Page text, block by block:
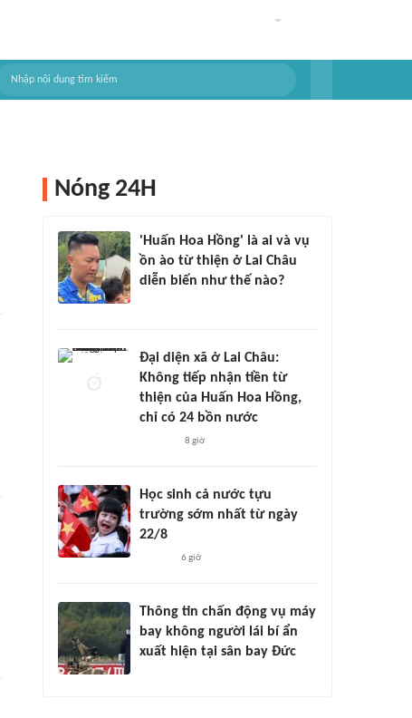
Nóng 24H
'Huấn Hoa Hồng' là ai và vụ
ồn ào từ thiện ở Lai Châu
diễn biến như thế nào?
Đại diện xã ở Lai Châu:
Không tiếp nhận tiền từ
thiện của Huấn Hoa Hồng,
chỉ có 24 bồn nước
8 giờ
Học sinh cả nước tựu
trường sớm nhất từ ngày
22/8
6 giờ
Thông tin chấn động vụ máy
bay không người lái bí ẩn
xuất hiện tại sân bay Đức